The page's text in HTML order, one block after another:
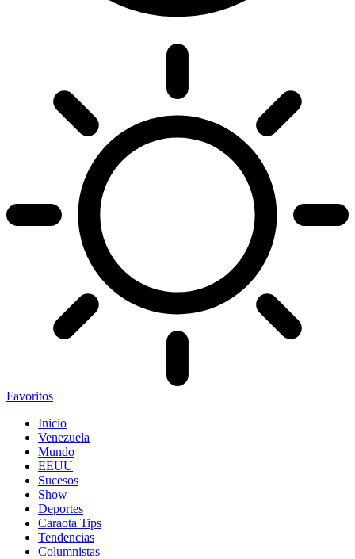
Favoritos
Inicio
Venezuela
Mundo
EEUU
Sucesos
Show
Deportes
Caraota Tips
Tendencias
Columnistas